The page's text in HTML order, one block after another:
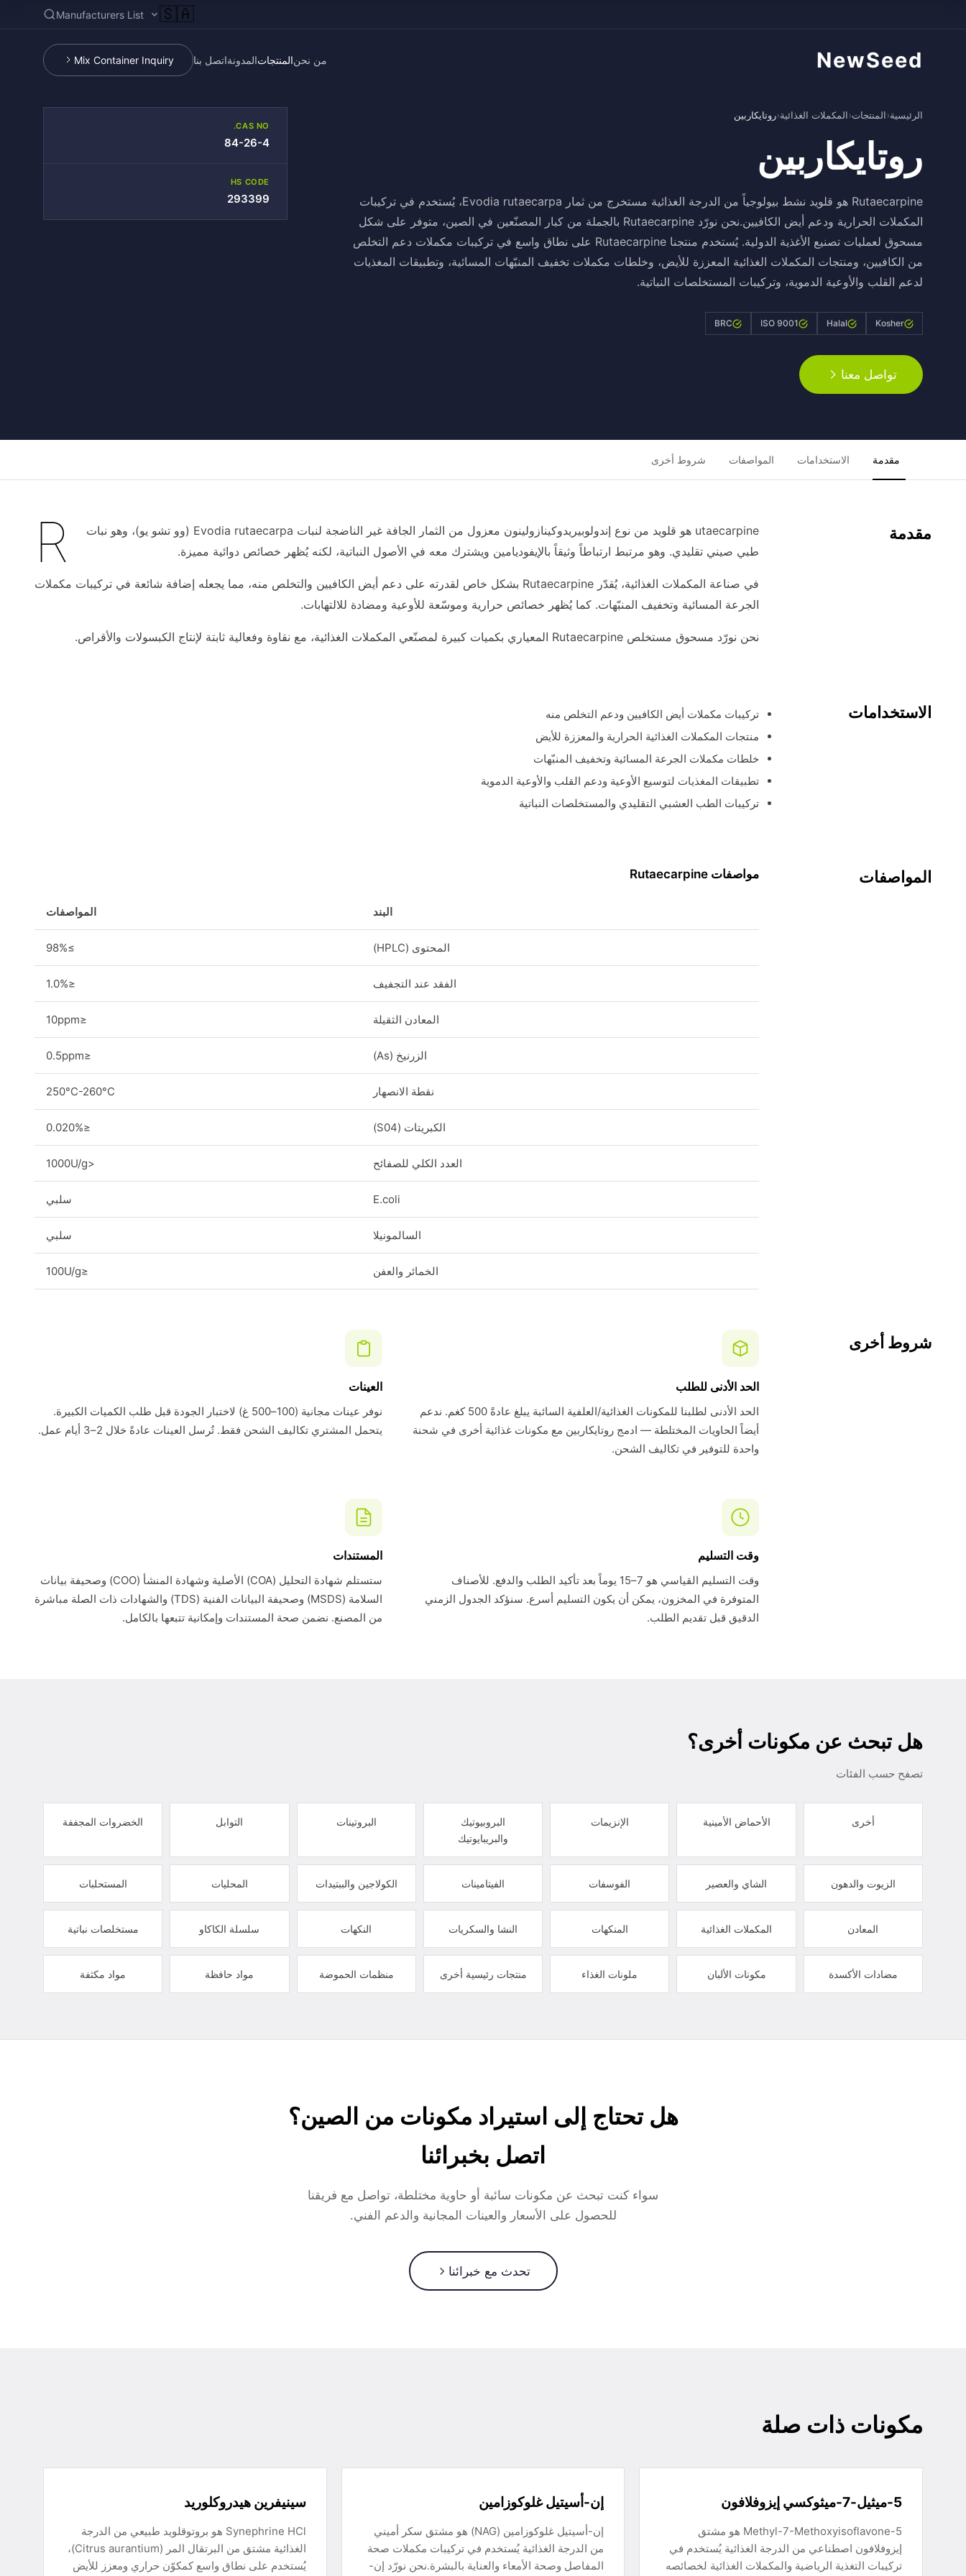
🇸🇦
Manufacturers List
NewSeed من نحنالمنتجاتالمدونةاتصل بنا Mix Container Inquiry
الرئيسية›المنتجات›المكملات الغذائية›روتايكاربين
روتايكاربين
Rutaecarpine هو قلويد نشط بيولوجياً من الدرجة الغذائية مستخرج من ثمار Evodia rutaecarpa، يُستخدم في تركيبات
المكملات الحرارية ودعم أيض الكافيين.نحن نورّد Rutaecarpine بالجملة من كبار المصنّعين في الصين، متوفر على شكل
مسحوق لعمليات تصنيع الأغذية الدولية. يُستخدم منتجنا Rutaecarpine على نطاق واسع في تركيبات مكملات دعم التخلص
من الكافيين، ومنتجات المكملات الغذائية المعززة للأيض، وخلطات مكملات تخفيف المنبّهات المسائية، وتطبيقات المغذيات
لدعم القلب والأوعية الدموية، وتركيبات المستخلصات النباتية.
Kosher
Halal
ISO 9001
BRC
تواصل معنا
CAS NO.
84-26-4
HS CODE
293399
مقدمة الاستخدامات المواصفات شروط أخرى
مقدمة R
utaecarpine هو قلويد من نوع إندولوبيريدوكينازولينون معزول من الثمار الجافة غير الناضجة لنبات Evodia rutaecarpa (وو تشو يو)، وهو نبات
طبي صيني تقليدي. وهو مرتبط ارتباطاً وثيقاً بالإيفوديامين ويشترك معه في الأصول النباتية، لكنه يُظهر خصائص دوائية مميزة.
في صناعة المكملات الغذائية، يُقدّر Rutaecarpine بشكل خاص لقدرته على دعم أيض الكافيين والتخلص منه، مما يجعله إضافة شائعة في تركيبات مكملات
الجرعة المسائية وتخفيف المنبّهات. كما يُظهر خصائص حرارية وموسّعة للأوعية ومضادة للالتهابات.
نحن نورّد مسحوق مستخلص Rutaecarpine المعياري بكميات كبيرة لمصنّعي المكملات الغذائية، مع نقاوة وفعالية ثابتة لإنتاج الكبسولات والأقراص.
الاستخدامات
تركيبات مكملات أيض الكافيين ودعم التخلص منه
منتجات المكملات الغذائية الحرارية والمعززة للأيض
خلطات مكملات الجرعة المسائية وتخفيف المنبّهات
تطبيقات المغذيات لتوسيع الأوعية ودعم القلب والأوعية الدموية
تركيبات الطب العشبي التقليدي والمستخلصات النباتية
المواصفات مواصفات Rutaecarpine
البند المواصفات
المحتوى (HPLC) ≥98%
الفقد عند التجفيف ≤1.0%
المعادن الثقيلة ≤10ppm
الزرنيخ (As) ≤0.5ppm
نقطة الانصهار 250°C-260°C
الكبريتات (S04) ≤0.020%
العدد الكلي للصفائح <1000U/g
E.coli سلبي
السالمونيلا سلبي
الخمائر والعفن ≤100U/g
شروط أخرى
الحد الأدنى للطلب
الحد الأدنى لطلبنا للمكونات الغذائية/العلفية السائبة يبلغ عادةً 500 كغم. ندعم
أيضاً الحاويات المختلطة — ادمج روتايكاربين مع مكونات غذائية أخرى في شحنة
واحدة للتوفير في تكاليف الشحن.
العينات
نوفر عينات مجانية (100–500 غ) لاختبار الجودة قبل طلب الكميات الكبيرة.
يتحمل المشتري تكاليف الشحن فقط. تُرسل العينات عادةً خلال 2–3 أيام عمل.
وقت التسليم
وقت التسليم القياسي هو 7–15 يوماً بعد تأكيد الطلب والدفع. للأصناف
المتوفرة في المخزون، يمكن أن يكون التسليم أسرع. سنؤكد الجدول الزمني
الدقيق قبل تقديم الطلب.
المستندات
ستستلم شهادة التحليل (COA) الأصلية وشهادة المنشأ (COO) وصحيفة بيانات
السلامة (MSDS) وصحيفة البيانات الفنية (TDS) والشهادات ذات الصلة مباشرة
من المصنع. نضمن صحة المستندات وإمكانية تتبعها بالكامل.
هل تبحث عن مكونات أخرى؟
تصفح حسب الفئات
أخرى الأحماض الأمينية الإنزيمات
البروبيوتيك
والبريبايوتيك
البروتينات التوابل الخضروات المجففة
الزيوت والدهون الشاي والعصير الفوسفات الفيتامينات الكولاجين والببتيدات المحليات المستحلبات
المعادن المكملات الغذائية المنكهات النشا والسكريات النكهات سلسلة الكاكاو مستخلصات نباتية
مضادات الأكسدة مكونات الألبان ملونات الغذاء منتجات رئيسية أخرى منظمات الحموضة مواد حافظة مواد مكثفة
هل تحتاج إلى استيراد مكونات من الصين؟
اتصل بخبرائنا
سواء كنت تبحث عن مكونات سائبة أو حاوية مختلطة، تواصل مع فريقنا
للحصول على الأسعار والعينات المجانية والدعم الفني.
تحدث مع خبرائنا
مكونات ذات صلة
5-ميثيل-7-ميثوكسي إيزوفلافون
5-Methyl-7-Methoxyisoflavone هو مشتق
إيزوفلافون اصطناعي من الدرجة الغذائية يُستخدم في
تركيبات التغذية الرياضية والمكملات الغذائية لخصائصه
إن-أسيتيل غلوكوزامين
إن-أسيتيل غلوكوزامين (NAG) هو مشتق سكر أميني
من الدرجة الغذائية يُستخدم في تركيبات مكملات صحة
المفاصل وصحة الأمعاء والعناية بالبشرة.نحن نورّد إن-
سينيفرين هيدروكلوريد
Synephrine HCl هو بروتوقلويد طبيعي من الدرجة
الغذائية مشتق من البرتقال المر (Citrus aurantium)،
يُستخدم على نطاق واسع كمكوّن حراري ومعزز للأيض